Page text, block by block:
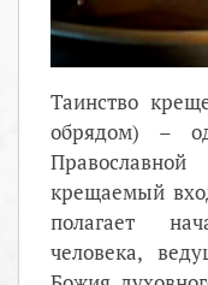
Таинство
обрядом) –
крещаемый
полагает
человека,